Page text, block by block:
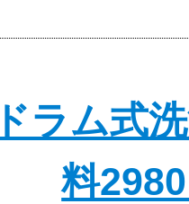
ラム式
料